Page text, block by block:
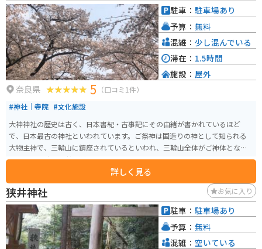
奈良県 5 （口コミ1件）
#神社｜寺院 #文化施設
大神神社の歴史は古く、日本書紀・古事記にその由緒が書かれているほど
で、日本最古の神社といわれています。ご祭神は国造りの神として知られる
大物主神で、三輪山に鎮座されているといわれ、三輪山全体がご神体となっ
ています。 春には桜が綺麗に咲きます。
詳しく見る
駐車： 駐車場あり
予算： 無料
混雑： 少し混んでいる
滞在： 1.5時間
施設： 屋外
狭井神社 お気に入り
駐車： 駐車場あり
予算： 無料
混雑： 空いている